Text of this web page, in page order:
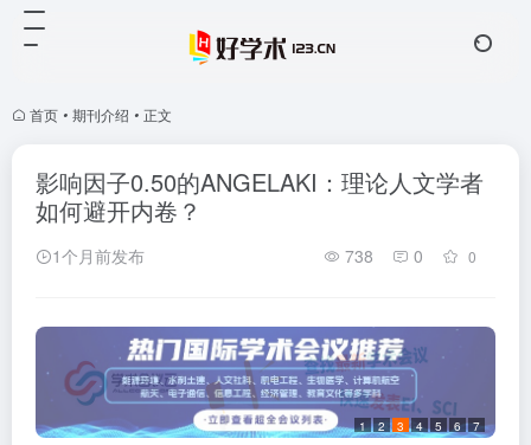
首页 • 期刊介绍 • 正文
影响因子0.50的ANGELAKI：理论人文学者
如何避开内卷？
1个月前发布 738 0 0
1 2 3 4 5 6 7